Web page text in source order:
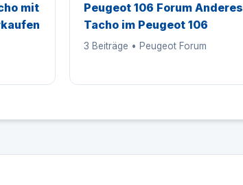
mit
Peugeot 106 Forum Anderes
Tacho im Peugeot 106
3 Beiträge • Peugeot Forum